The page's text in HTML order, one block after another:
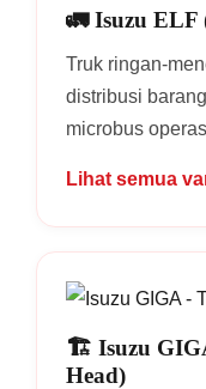
🚛 Isuzu
Truk ringan-
distribusi
microbus
Lihat semua
🏗️ Isuzu
Head)